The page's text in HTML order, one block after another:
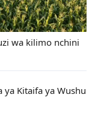
wa kilimo nchini
ya Kitaifa ya Wushu